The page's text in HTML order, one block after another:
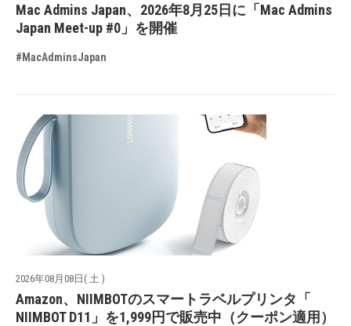
Mac Admins Japan、2026年8月25日に「Mac Admins
Japan Meet-up #0」を開催
#MacAdminsJapan
2026年08月08日( 土 )
Amazon、NIIMBOTのスマートラベルプリンタ「
NIIMBOT D11」を1,999円で販売中（クーポン適用）